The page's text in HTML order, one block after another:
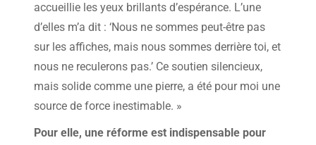
accueillie les yeux brillants d’espérance. L’une
d’elles m’a dit : ‘Nous ne sommes peut-être pas
sur les affiches, mais nous sommes derrière toi, et
nous ne reculerons pas.’ Ce soutien silencieux,
mais solide comme une pierre, a été pour moi une
source de force inestimable. »
Pour elle, une réforme est indispensable pour